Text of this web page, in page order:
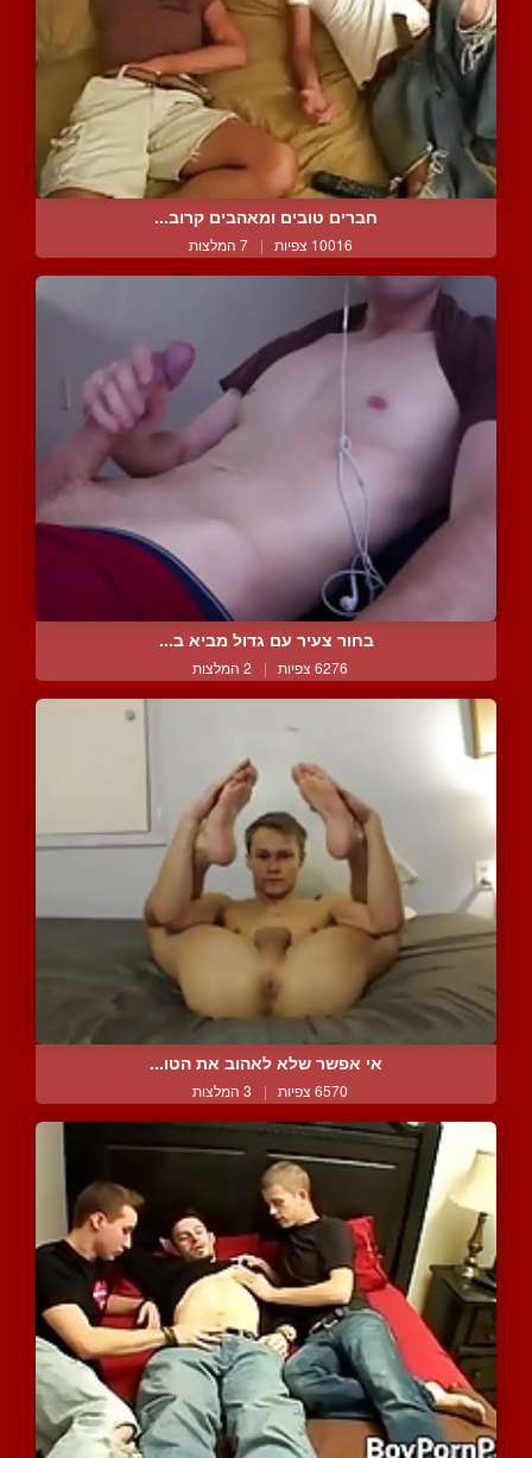
חברים טובים ומאהבים קרוב...
10016 צפיות | 7 המלצות
בחור צעיר עם גדול מביא ב...
6276 צפיות | 2 המלצות
אי אפשר שלא לאהוב את הטו...
6570 צפיות | 3 המלצות